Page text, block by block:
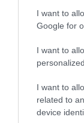
I want to
Google for
I want to
I want to
related to
device
27
Δεν